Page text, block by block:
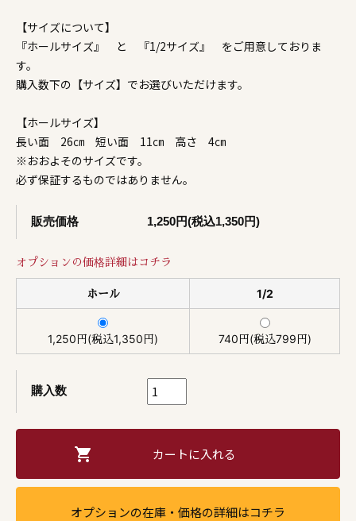
【サイズについて】
『ホールサイズ』 と 『1/2サイズ』 をご用意しておりま
す。
購入数下の【サイズ】でお選びいただけます。
【ホールサイズ】
長い面 26㎝ 短い面 11㎝ 高さ 4㎝
※おおよそのサイズです。
必ず保証するものではありません。
販売価格 1,250円(税込1,350円)
オプションの価格詳細はコチラ
ホール 1/2
1,250円(税込1,350円) 740円(税込799円)
購入数
オプションの在庫・価格の詳細はコチラ